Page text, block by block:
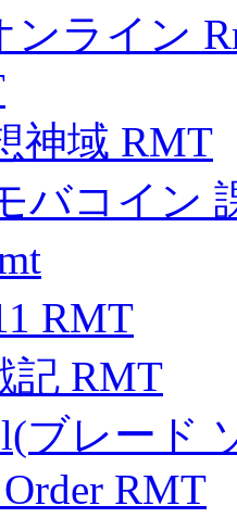
ンライン
神域 RMT
バコイン
RMT
記 RMT
ブレード
RMT